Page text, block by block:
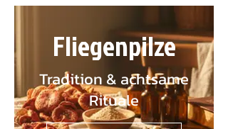
Fliegenpilze
Tradition & achtsame
Rituale